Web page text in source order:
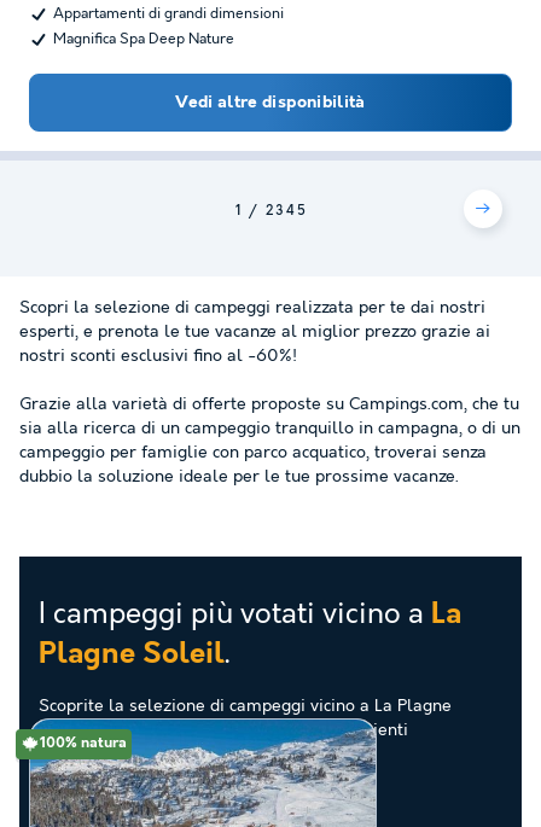
Appartamenti di grandi dimensioni
Magnifica Spa Deep Nature
Vedi altre disponibilità
1 23 45
Scopri la selezione di campeggi realizzata per te dai nostri
esperti, e prenota le tue vacanze al miglior prezzo grazie ai
nostri sconti esclusivi fino al -60%!
Grazie alla varietà di offerte proposte su Campings.com, che tu
sia alla ricerca di un campeggio tranquillo in campagna, o di un
campeggio per famiglie con parco acquatico, troverai senza
dubbio la soluzione ideale per le tue prossime vacanze.
I campeggi più votati vicino a La
Plagne Soleil.
Scoprite la selezione di campeggi vicino a La Plagne
Soleil valutati come i migliori dai nostri clienti
100% natura